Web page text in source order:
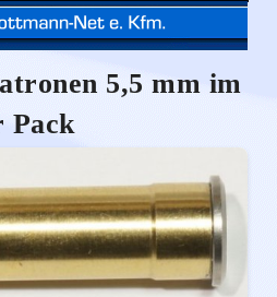
5,5 mm im
Pack